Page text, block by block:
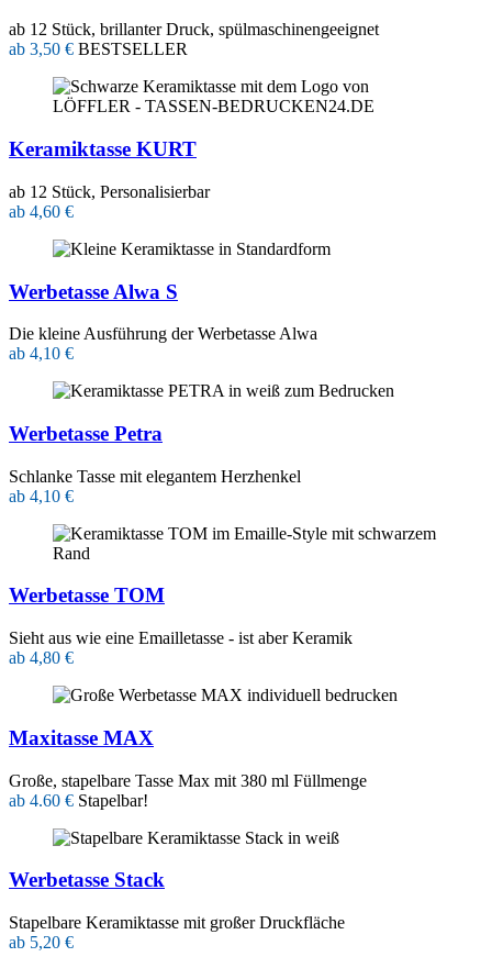
ab 12 Stück, brillanter Druck, spülmaschinengeeignet
ab 3,50 € BESTSELLER
Keramiktasse KURT
ab 12 Stück, Personalisierbar
ab 4,60 €
Werbetasse Alwa S
Die kleine Ausführung der Werbetasse Alwa
ab 4,10 €
Werbetasse Petra
Schlanke Tasse mit elegantem Herzhenkel
ab 4,10 €
Werbetasse TOM
Sieht aus wie eine Emailletasse - ist aber Keramik
ab 4,80 €
Maxitasse MAX
Große, stapelbare Tasse Max mit 380 ml Füllmenge
ab 4.60 € Stapelbar!
Werbetasse Stack
Stapelbare Keramiktasse mit großer Druckfläche
ab 5,20 €